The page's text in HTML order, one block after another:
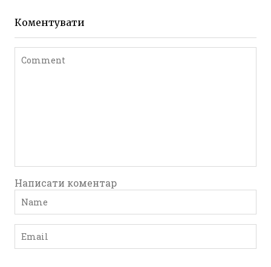
Коментувати
Написати коментар